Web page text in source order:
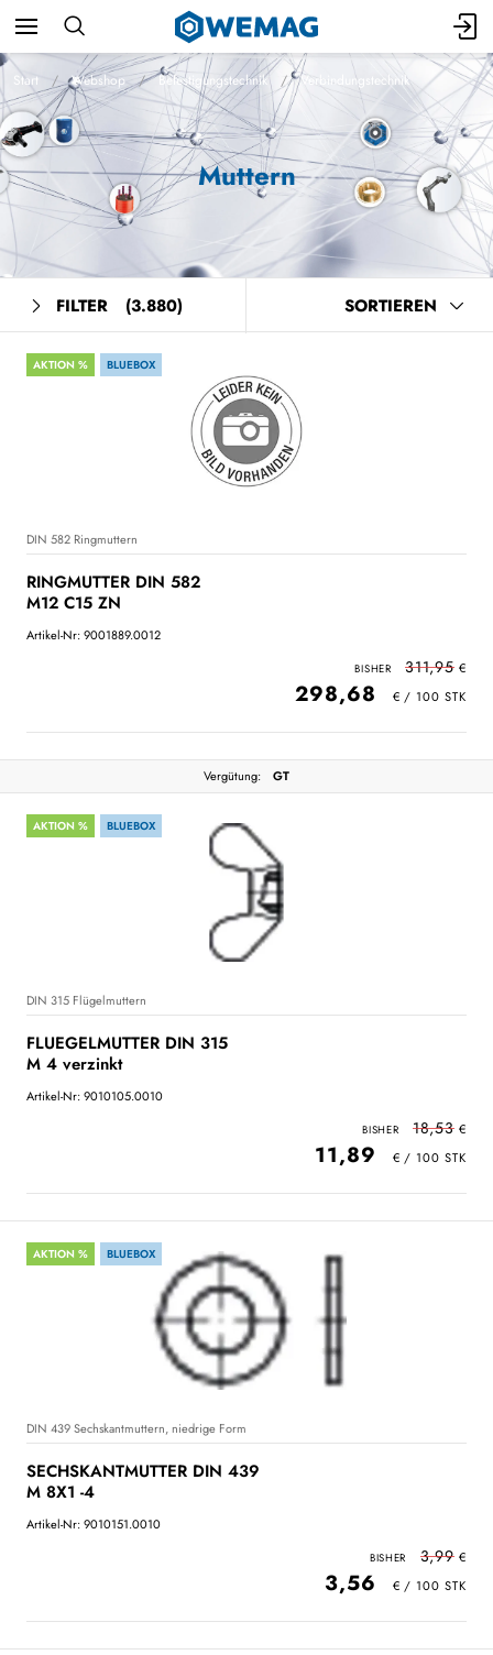
Start Webshop Befestigungstechnik Verbindungstechnik
Muttern
FILTER (3.880) SORTIEREN
AKTION % BLUEBOX
DIN 582 Ringmuttern
RINGMUTTER DIN 582
M12 C15 ZN
Artikel-Nr: 9001889.0012
311,95
298,68
Vergütung: GT
AKTION % BLUEBOX
DIN 315 Flügelmuttern
FLUEGELMUTTER DIN 315
M 4 verzinkt
Artikel-Nr: 9010105.0010
18,53
11,89
AKTION % BLUEBOX
DIN 439 Sechskantmuttern, niedrige Form
SECHSKANTMUTTER DIN 439
M 8X1 -4
Artikel-Nr: 9010151.0010
3,99
3,56